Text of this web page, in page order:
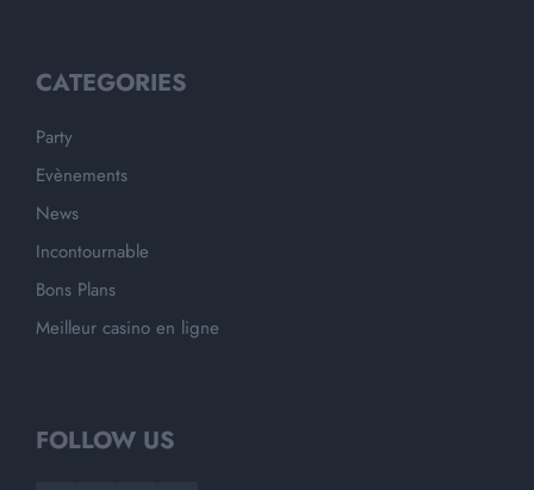
CATEGORIES
Party
Evènements
News
Incontournable
Bons Plans
Meilleur casino en ligne
FOLLOW US